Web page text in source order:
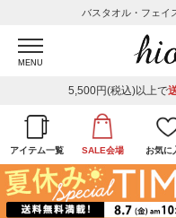
バスタオル・フェイ
MENU
5,500円(税込)以上で
アイテム一覧 SALE会場 お気に